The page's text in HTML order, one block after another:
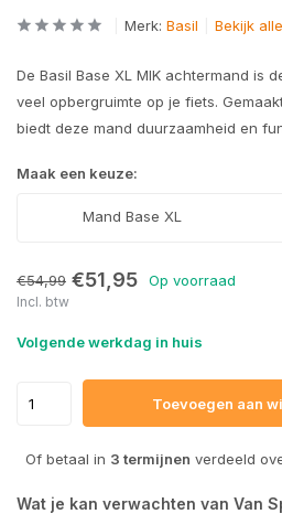
Merk: Basil Bekijk
De Basil Base XL MIK achtermand is
veel opbergruimte op je fiets.
biedt deze mand duurzaamheid en
Maak een keuze:
Mand Base XL
€54,99 €51,95 Op voorraad
Incl. btw
Volgende werkdag in huis
Toevoegen aan
Of betaal in 3 termijnen verdeeld
Wat je kan verwachten van Van